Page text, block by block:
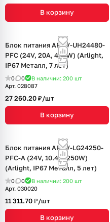
В корзину
Блок питания ARPV-UH24480-
PFC (24V, 20A, 480W) (Arlight,
IP67 Металл, 7 лет)
0 0 В наличии: 200 шт
Арт. 028087
27 260.20 ₽/шт
В корзину
Блок питания ARPV-LG24250-
PFC-A (24V, 10.4A, 250W)
(Arlight, IP67 Металл, 5 лет)
0 0 В наличии: 200 шт
Арт. 030020
11 311.70 ₽/шт
В корзину